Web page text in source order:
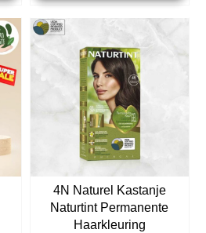
4N Naturel Kastanje
Naturtint Permanente
Haarkleuring